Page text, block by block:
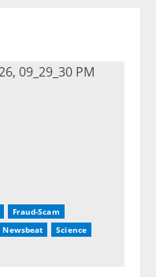
Fraud-Scam
Newsbeat
Science